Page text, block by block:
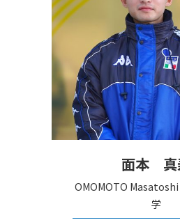
面本 真
OMOMOTO Masatoshi
学